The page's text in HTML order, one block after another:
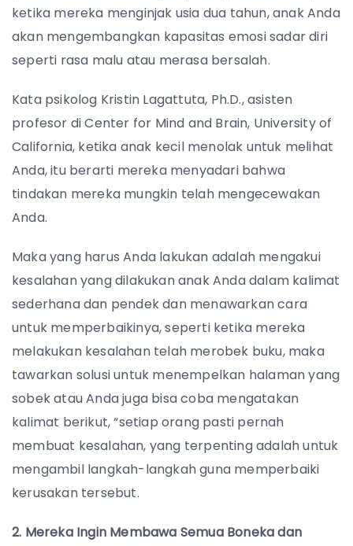
ketika mereka menginjak usia dua tahun, anak Anda
akan mengembangkan kapasitas emosi sadar diri
seperti rasa malu atau merasa bersalah.
Kata psikolog Kristin Lagattuta, Ph.D., asisten
profesor di Center for Mind and Brain, University of
California, ketika anak kecil menolak untuk melihat
Anda, itu berarti mereka menyadari bahwa
tindakan mereka mungkin telah mengecewakan
Anda.
Maka yang harus Anda lakukan adalah mengakui
kesalahan yang dilakukan anak Anda dalam kalimat
sederhana dan pendek dan menawarkan cara
untuk memperbaikinya, seperti ketika mereka
melakukan kesalahan telah merobek buku, maka
tawarkan solusi untuk menempelkan halaman yang
sobek atau Anda juga bisa coba mengatakan
kalimat berikut, “setiap orang pasti pernah
membuat kesalahan, yang terpenting adalah untuk
mengambil langkah-langkah guna memperbaiki
kerusakan tersebut.
2. Mereka Ingin Membawa Semua Boneka dan